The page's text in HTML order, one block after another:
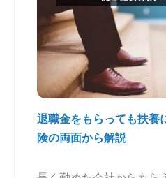
退職金をもらっても扶養
険の両面から解説